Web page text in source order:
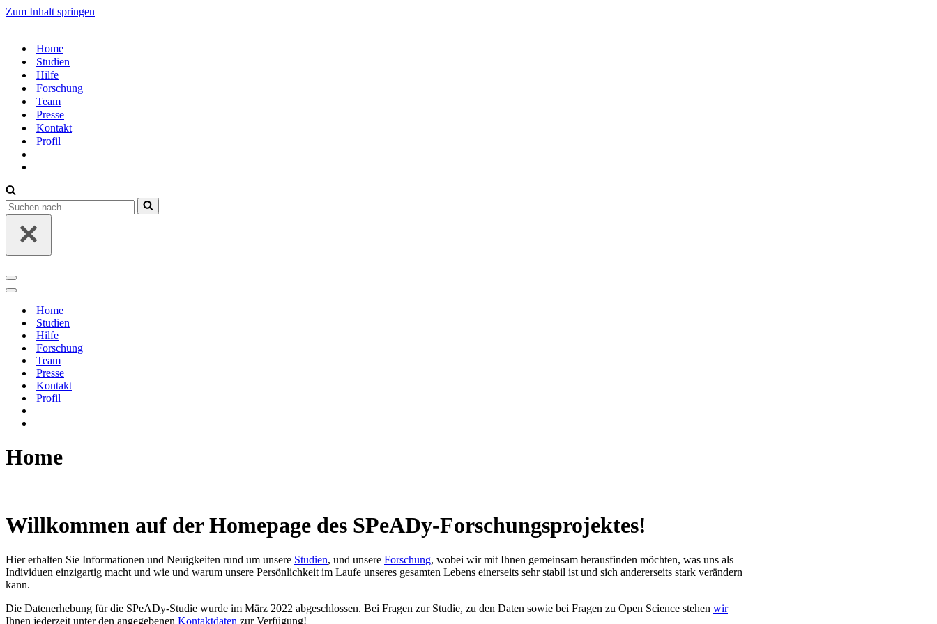
Zum Inhalt springen
Home
Studien
Hilfe
Forschung
Team
Presse
Kontakt
Profil
Suchen
nach …
Navigations-
Menü
Navigations-
Home
Studien
Hilfe
Forschung
Team
Presse
Kontakt
Profil
Home
Willkommen auf der Homepage des SPeADy-Forschungsprojektes!
Hier erhalten Sie Informationen und Neuigkeiten rund um unsere Studien, und unsere Forschung, wobei wir mit Ihnen gemeinsam herausfinden möchten, was uns als
Individuen einzigartig macht und wie und warum unsere Persönlichkeit im Laufe unseres gesamten Lebens einerseits sehr stabil ist und sich andererseits stark verändern
kann.
Die Datenerhebung für die SPeADy-Studie wurde im März 2022 abgeschlossen. Bei Fragen zur Studie, zu den Daten sowie bei Fragen zu Open Science stehen wir
Ihnen jederzeit unter den angegebenen Kontaktdaten zur Verfügung!